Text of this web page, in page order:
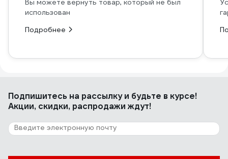
Вы можете вернуть товар, который не был
использован
Подробнее
Подпишитесь на рассылкуи будьте в курсе!
Акции, скидки, распродажи ждут!